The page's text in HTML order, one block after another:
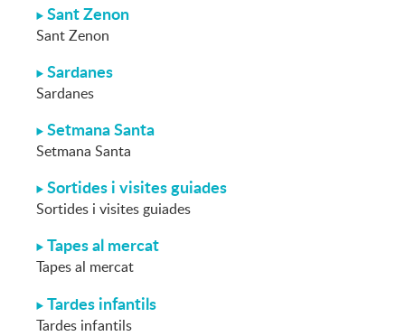
Sant Zenon
Sant Zenon
Sardanes
Sardanes
Setmana Santa
Setmana Santa
Sortides i visites guiades
Sortides i visites guiades
Tapes al mercat
Tapes al mercat
Tardes infantils
Tardes infantils